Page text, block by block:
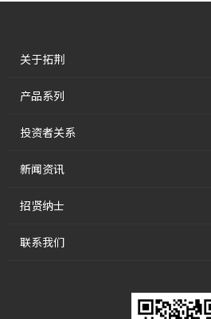
关于拓荆
产品系列
投资者关系
新闻资讯
招贤纳士
联系我们